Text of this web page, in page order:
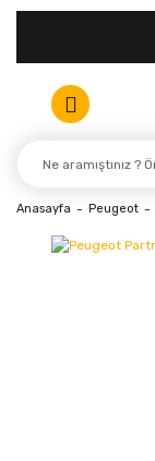
Anasayfa Peugeot